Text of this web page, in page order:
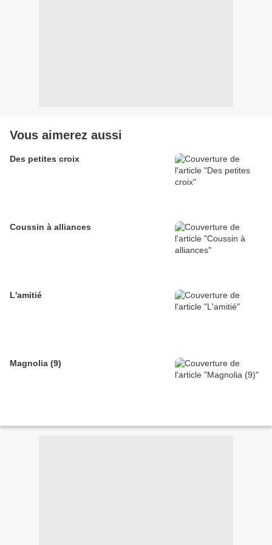
Vous aimerez aussi
Des petites croix
Coussin à alliances
L'amitié
Magnolia (9)